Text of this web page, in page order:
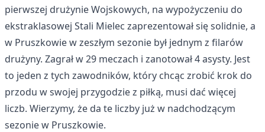
pierwszej drużynie Wojskowych, na wypożyczeniu do
ekstraklasowej Stali Mielec zaprezentował się solidnie, a
w Pruszkowie w zeszłym sezonie był jednym z filarów
drużyny. Zagrał w 29 meczach i zanotował 4 asysty. Jest
to jeden z tych zawodników, który chcąc zrobić krok do
przodu w swojej przygodzie z piłką, musi dać więcej
liczb. Wierzymy, że da te liczby już w nadchodzącym
sezonie w Pruszkowie.